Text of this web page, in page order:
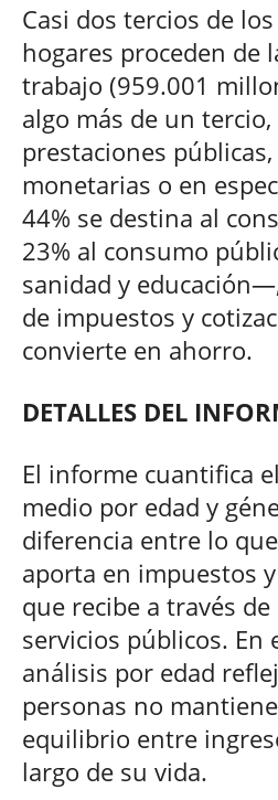
Casi dos tercios de
hogares proceden de
trabajo (959.001
algo más de un
prestaciones públicas,
monetarias o en
44% se destina al
23% al consumo
sanidad y
de impuestos y
convierte en ahorro.
DETALLES DEL
El informe cuantifica
medio por edad y
diferencia entre lo
aporta en impuestos
que recibe a través
servicios públicos. En
análisis por edad
personas no
equilibrio entre
largo de su vida.